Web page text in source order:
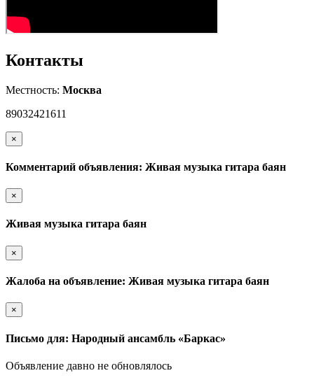
Контакты
Местность: Москва
89032421611
×
Комментарий объявления: Живая музыка гитара баян
×
Живая музыка гитара баян
×
Жалоба на объявление: Живая музыка гитара баян
×
Письмо для: Народный ансамбль «Баркас»
Объявление давно не обновлялось